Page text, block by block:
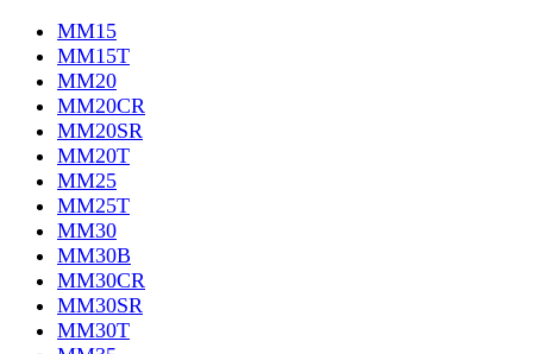
MM15
MM15T
MM20
MM20CR
MM20SR
MM20T
MM25
MM25T
MM30
MM30B
MM30CR
MM30SR
MM30T